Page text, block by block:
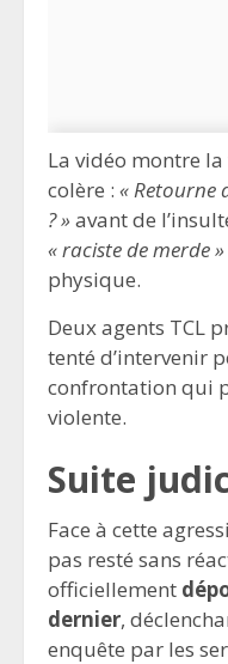
La vidéo montre
colère : « Retourne
? » avant de
« raciste de merde »
physique.
Deux agents TCL
tenté d’intervenir
confrontation qui
violente.
Suite
Face à cette
pas resté sans
officiellement
dernier,
enquête par les